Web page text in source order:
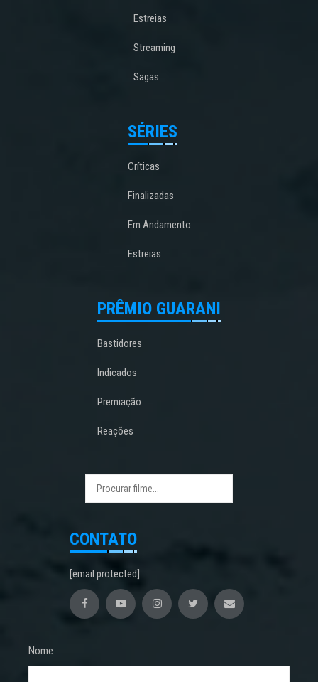
Estreias
Streaming
Sagas
SÉRIES
Críticas
Finalizadas
Em Andamento
Estreias
PRÊMIO GUARANI
Bastidores
Indicados
Premiação
Reações
CONTATO
[email protected]
Nome